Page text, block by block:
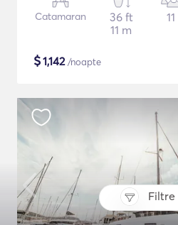
Filtre
Catamaran
36 ft
11 m
11
$1,142/noapte